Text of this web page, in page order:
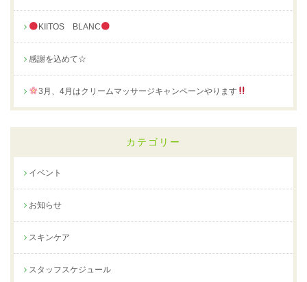
KIITOS BLANC
感謝を込めて☆
3月、4月はクリームマッサージキャンペーンやります
カテゴリー
イベント
お知らせ
スキンケア
スタッフスケジュール